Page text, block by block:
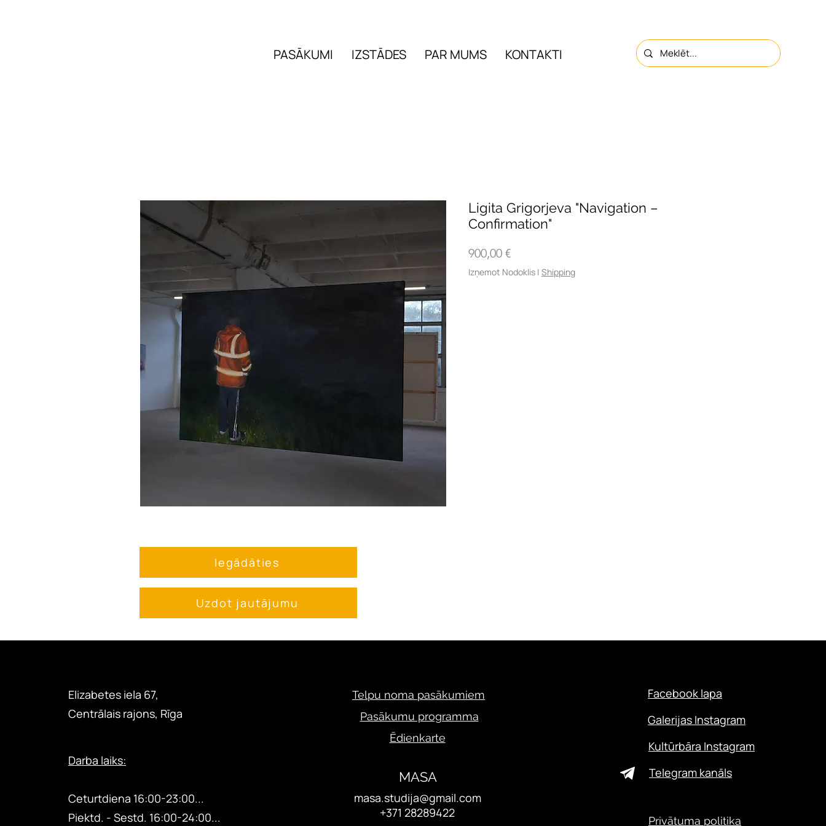
PASĀKUMI IZSTĀDES PAR MUMS KONTAKTI
Ligita Grigorjeva "Navigation –
Confirmation"
900,00 €Cena
Izņemot Nodoklis | Shipping
Iegādāties
Uzdot jautājumu
Elizabetes iela 67,
Centrālais rajons, Rīga
Darba laiks:
Ceturtdiena 16:00-23:00...
Piektd. - Sestd. 16:00-24:00...
Telpu noma pasākumiem
Pasākumu programma
Ēdienkarte
MASA
masa.studija@gmail.com
+371 28289422
Facebook lapa
Galerijas Instagram
Kultūrbāra Instagram
Telegram kanāls
Privātuma politika